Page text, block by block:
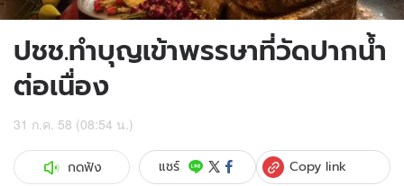
ปชช.ทำบุญเข้าพรรษาที่วัดปากน้ำ
ต่อเนื่อง
31 ก.ค. 58 (08:54 น.)
กดฟัง แชร์ Copy link